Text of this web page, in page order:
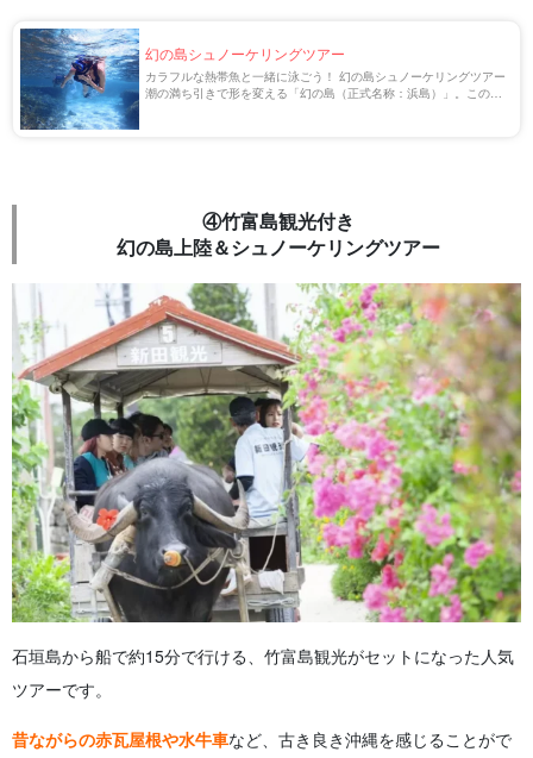
幻の島シュノーケリングツアー
カラフルな熱帯魚と一緒に泳ごう！ 幻の島シュノーケリングツアー
潮の満ち引きで形を変える「幻の島（正式名称：浜島）」。このエ
④竹富島観光付き
幻の島上陸＆シュノーケリングツアー
石垣島から船で約15分で行ける、竹富島観光がセットになった人気
ツアーです。
昔ながらの赤瓦屋根や水牛車など、古き良き沖縄を感じることがで